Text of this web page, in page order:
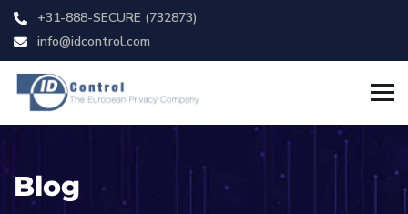
+31-888-SECURE (732873)
info@idcontrol.com
Blog